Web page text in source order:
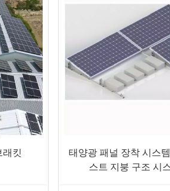
래킷
태양광 패널 장착 시스
스트 지붕 구조 시